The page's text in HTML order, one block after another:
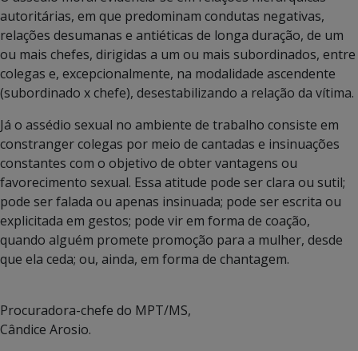
autoritárias, em que predominam condutas negativas,
relações desumanas e antiéticas de longa duração, de um
ou mais chefes, dirigidas a um ou mais subordinados, entre
colegas e, excepcionalmente, na modalidade ascendente
(subordinado x chefe), desestabilizando a relação da vítima.
Já o assédio sexual no ambiente de trabalho consiste em
constranger colegas por meio de cantadas e insinuações
constantes com o objetivo de obter vantagens ou
favorecimento sexual. Essa atitude pode ser clara ou sutil;
pode ser falada ou apenas insinuada; pode ser escrita ou
explicitada em gestos; pode vir em forma de coação,
quando alguém promete promoção para a mulher, desde
que ela ceda; ou, ainda, em forma de chantagem.
Procuradora-chefe do MPT/MS,
Cândice Arosio.